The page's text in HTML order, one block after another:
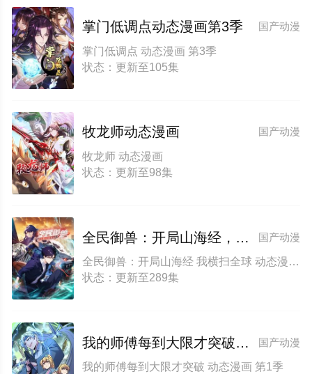
国产动漫
掌门低调点动态漫画第3季
掌门低调点 动态漫画 第3季
状态：更新至105集
国产动漫
牧龙师动态漫画
牧龙师 动态漫画
状态：更新至98集
国产动漫
全民御兽：开局山海经，我横扫全球动态漫画
全民御兽：开局山海经 我横扫全球 动态漫画
状态：更新至289集
国产动漫
我的师傅每到大限才突破动态漫画第1季
我的师傅每到大限才突破 动态漫画 第1季